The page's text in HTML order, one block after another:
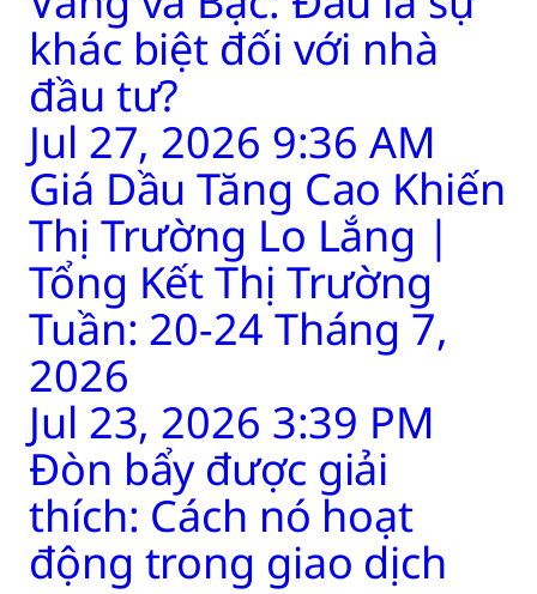
khác biệt đối với nhà
đầu tư?
Jul 27, 2026 9:36 AM
Giá Dầu Tăng Cao Khiến
Thị Trường Lo Lắng |
Tổng Kết Thị Trường
Tuần: 20-24 Tháng 7,
2026
Jul 23, 2026 3:39 PM
Đòn bẩy được giải
thích: Cách nó hoạt
động trong giao dịch